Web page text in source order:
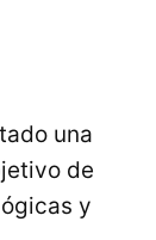
una
de
y